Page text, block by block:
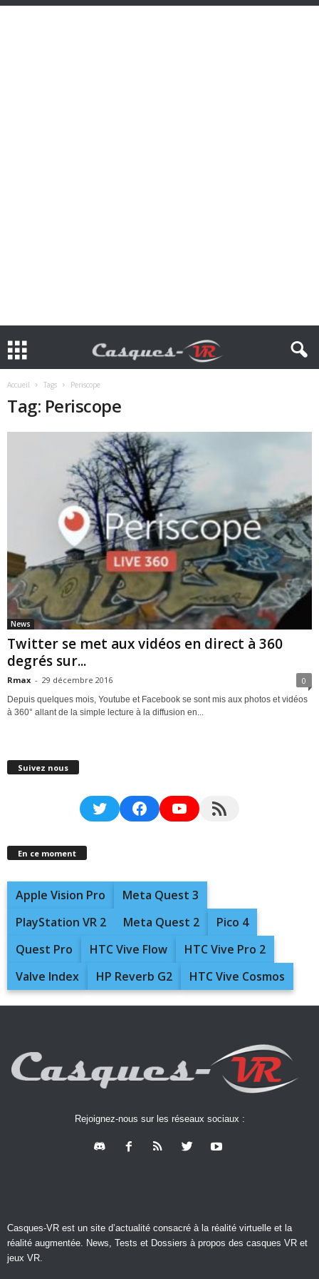
Accueil Tags Periscope
Tag: Periscope
News
Twitter se met aux vidéos en direct à 360
degrés sur...
Rmax - 29 décembre 2016 0
Depuis quelques mois, Youtube et Facebook se sont mis aux photos et vidéos
à 360° allant de la simple lecture à la diffusion en...
Suivez nous
TwitterFacebookYouTubeRSS Feed
En ce moment
Apple Vision Pro
Meta Quest 3
PlayStation VR 2
Meta Quest 2
Pico 4
Quest Pro
HTC Vive Flow
HTC Vive Pro 2
Valve Index
HP Reverb G2 HTC Vive Cosmos
Rejoignez-nous sur les réseaux sociaux :
Casques-VR est un site d’actualité consacré à la réalité virtuelle et la
réalité augmentée. News, Tests et Dossiers à propos des casques VR et
jeux VR.